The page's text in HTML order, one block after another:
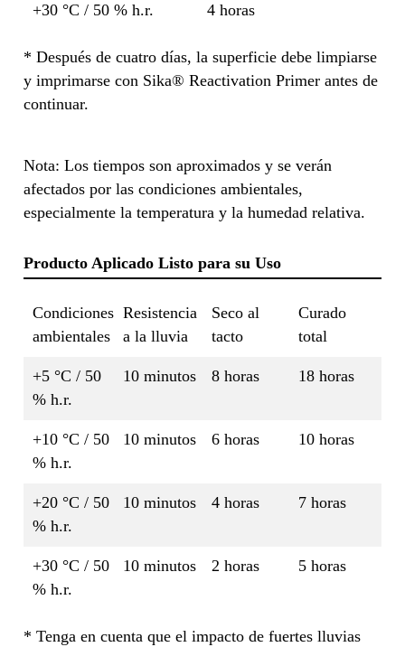
+30 °C / 50 % h.r. 4 horas
* Después de cuatro días, la superficie debe limpiarse
y imprimarse con Sika® Reactivation Primer antes de
continuar.
Nota: Los tiempos son aproximados y se verán
afectados por las condiciones ambientales,
especialmente la temperatura y la humedad relativa.
Producto Aplicado Listo para su Uso
Condiciones
ambientales
Resistencia
a la lluvia
Seco al
tacto
Curado
total
+5 °C / 50
% h.r.
10 minutos 8 horas 18 horas
+10 °C / 50
% h.r.
10 minutos 6 horas 10 horas
+20 °C / 50
% h.r.
10 minutos 4 horas 7 horas
+30 °C / 50
% h.r.
10 minutos 2 horas 5 horas
* Tenga en cuenta que el impacto de fuertes lluvias